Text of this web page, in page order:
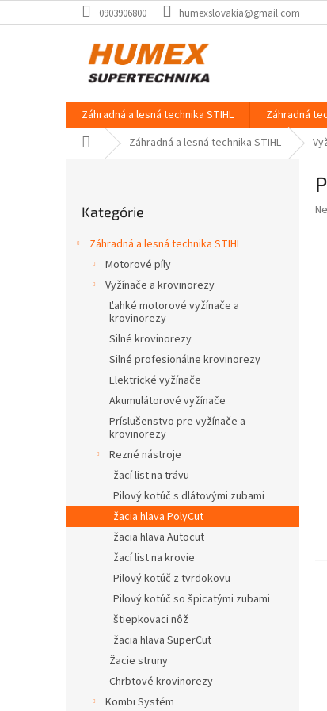
na
0903906800 humexslovakia@gmail.com
Záhradná a lesná technika STIHL Záhradná
Domov Záhradná a lesná technika STIHL
kategórie
Kategórie
Záhradná a lesná technika STIHL
Motorové píly
Vyžínače a krovinorezy
Ľahké motorové vyžínače a
krovinorezy
Silné krovinorezy
Silné profesionálne krovinorezy
Elektrické vyžínače
Akumulátorové vyžínače
Príslušenstvo pre vyžínače a
krovinorezy
Rezné nástroje
žací list na trávu
Pilový kotúč s dlátovými zubami
žacia hlava PolyCut
žacia hlava Autocut
žací list na krovie
Pilový kotúč z tvrdokovu
Pilový kotúč so špicatými zubami
štiepkovaci nôž
žacia hlava SuperCut
Žacie struny
Chrbtové krovinorezy
Kombi Systém